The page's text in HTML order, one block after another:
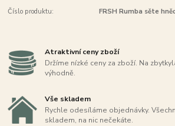
Číslo produktu: FRSH Rumba sěte
Atraktivní ceny zboží
Držíme nízké ceny za zboží. Na
výhodně.
Vše skladem
Rychle odesíláme objednávky.
skladem, na nic nečekáte.